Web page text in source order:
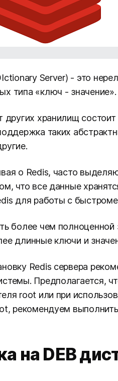
Server) - это
типа «ключ - значение».
других хранилищ
таких
о Redis, часто
что все данные
для работы с
более чем
длинные ключи и
Redis сервера
Предполагается,
root или при
рекомендуем
на DEB